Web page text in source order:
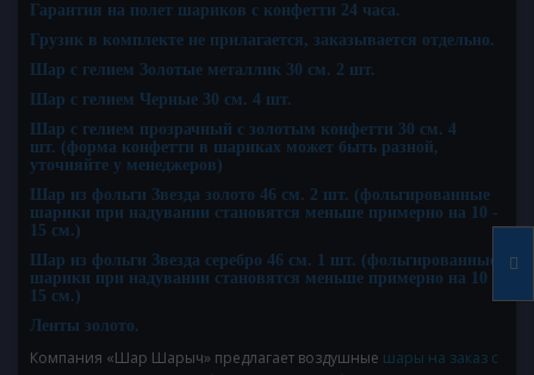
Гарантия на полет шариков с конфетти 24 часа.
Грузик в комплекте не прилагается, заказывается отдельно.
Шар с гелием Золотые металлик 30 см. 2 шт.
Шар с гелием Черные 30 см. 4 шт.
Шар с гелием прозрачный с золотым конфетти 30 см. 4
шт. (форма конфетти в шариках может быть разной,
уточняйте у менеджеров)
Шар из фольги Звезда золото 46 см. 2 шт. (фольгированные
шарики при надувании становятся меньше примерно на 10 -
15 см.)
Шар из фольги Звезда серебро 46 см. 1 шт. (фольгированные
шарики при надувании становятся меньше примерно на 10 -
15 см.)
Ленты золото.
Компания «Шар Шарыч» предлагает воздушные шары на заказ с